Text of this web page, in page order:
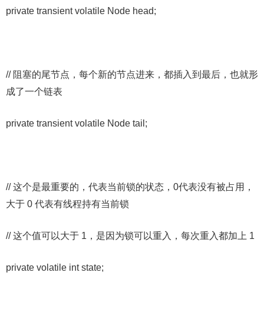
private transient volatile Node head;
// 阻塞的尾节点，每个新的节点进来，都插入到最后，也就形
成了一个链表
private transient volatile Node tail;
// 这个是最重要的，代表当前锁的状态，0代表没有被占用，
大于 0 代表有线程持有当前锁
// 这个值可以大于 1，是因为锁可以重入，每次重入都加上 1
private volatile int state;